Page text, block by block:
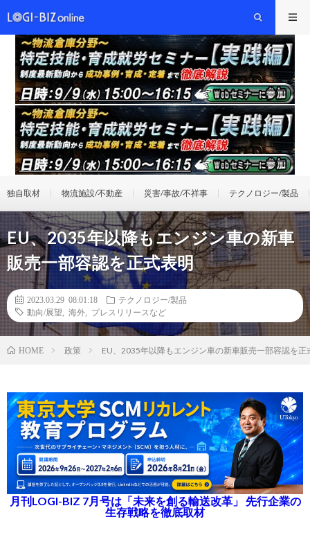
独自取材 物流施設/不動産 災害/事故/不祥事 テクノロジー/製品
EU、2035年以降もエンジン車の新車
販売一部容認を正式表明
2023.03.29 08:01:18
テクノロジー/製品
動向/展望
海外 プレスリリースなど
HOME 政策 EU、2035年以降もエンジン車の新車販売一部容認を正
月刊LOGI-BIZ 7月号は「未来を創る輸送改革」 先行企業の
生存戦略を徹底取材